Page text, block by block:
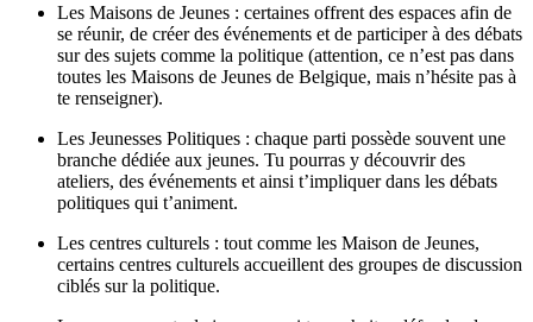
Les Maisons de Jeunes : certaines offrent des espaces afin de
se réunir, de créer des événements et de participer à des débats
sur des sujets comme la politique (attention, ce n’est pas dans
toutes les Maisons de Jeunes de Belgique, mais n’hésite pas à
te renseigner).
Les Jeunesses Politiques : chaque parti possède souvent une
branche dédiée aux jeunes. Tu pourras y découvrir des
ateliers, des événements et ainsi t’impliquer dans les débats
politiques qui t’animent.
Les centres culturels : tout comme les Maison de Jeunes,
certains centres culturels accueillent des groupes de discussion
ciblés sur la politique.